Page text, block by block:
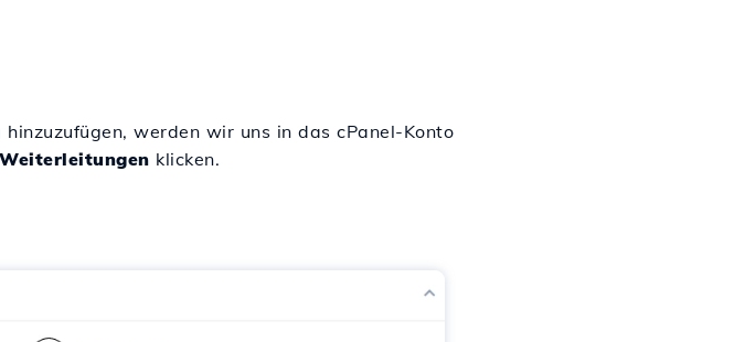
werden wir uns in das cPanel-Konto
Weiterleitungen klicken.